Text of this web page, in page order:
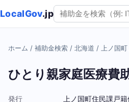
LocalGov.jp
ホーム / 補助金検索 / 北海道 / 上ノ国町
ひとり親家庭医療費
発行
上ノ国町住民課戸